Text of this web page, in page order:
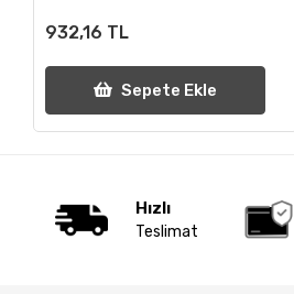
932,16 TL
Sepete Ekle
Hızlı
Teslimat